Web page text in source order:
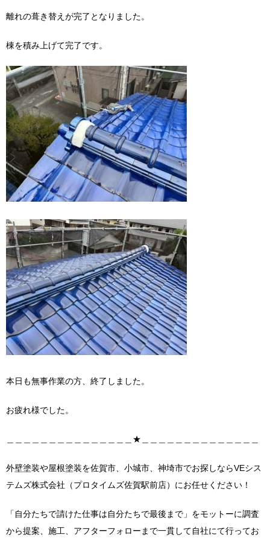
離れの葺き替えが完了となりました。
棟を積み上げて完了です。
本日も無事作業の方、終了しました。
お疲れ様でした。
＿＿＿＿＿＿＿＿＿＿＿＿＿＿＿★＿＿＿＿＿＿＿＿＿＿＿＿＿＿
外壁塗装や屋根塗装を佐賀市、小城市、神埼市でお探しならVEシス
テムズ株式会社（プロタイムズ佐賀駅前店）にお任せください！
「自分たちで請けた仕事は自分たちで最後まで」をモットーに調査
から提案、施工、アフターフォローまで一貫して自社にて行ってお